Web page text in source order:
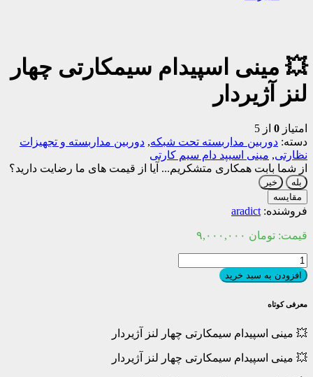
💥 مینی اسپیدام سیمکارتی چهار
لنز آژیردار
امتیاز 0 از 5
دسته: دوربین مداربسته تحت شبکه, دوربین مداربسته و تجهیزات
نظارتی, مینی اسیپد دام سیم کارتی
از شما بابت همکاری متشکریم... آیا از قیمت های ما رضایت دارید؟
بله
خیر
مقایسه
فروشنده: aradict
قیمت: تومان
💥
مینی
اسپیدام
سیمکارتی
چهار
لنز
آژیردار
عدد
افزودن به سبد خرید
معرفی کوتاه
💥 مینی اسپیدام سیمکارتی چهار لنز آژیردار
💥 مینی اسپیدام سیمکارتی چهار لنز آژیردار